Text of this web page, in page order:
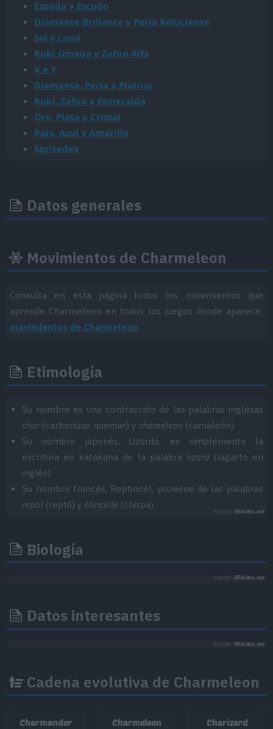
Espada y Escudo
Diamante Brillante y Perla Reluciente
Sol y Luna
Rubí Omega y Zafiro Alfa
X e Y
Diamante, Perla y Platino
Rubí, Zafiro y Esmeralda
Oro, Plata y Cristal
Rojo, Azul y Amarillo
Spritedex
Datos generales
Movimientos de Charmeleon
Consulta en esta página todos los movimientos que
aprende Charmeleon en todos los juegos donde aparece:
movimientos de Charmeleon.
Etimología
Su nombre es una contracción de las palabras inglesas
char(carbonizar, quemar) y chameleon (camaleón).
Su nombre japonés, Lizardo, es simplemente la
escritura en katakana de la palabra lizard(lagarto en
inglés).
Su nombre francés, Reptincel, proviene de las palabras
reptil (reptil) y étincelle (chispa).
Fuente: Wikidex.net
Biología
Fuente: Wikidex.net
Datos interesantes
Fuente: Wikidex.net
Cadena evolutiva de Charmeleon
Charmander Charmeleon Charizard